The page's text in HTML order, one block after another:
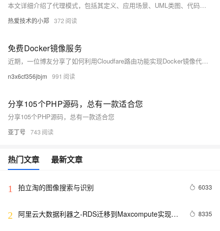
本文详细介绍了代理模式，包括其定义、应用场景、UML类图、代码实现和实际例子，阐述了静态代理和动态代理的区别以及它们的优缺点，展示了如何通过代理模式来控制对目标对象的访问并增强其功能。
热爱技术的小郑 372
免费Docker镜像服务
近期，一位博友分享了如何利用Cloudfare路由功能实现Docker镜像代理的方法。本文作者则选择了一种更为简便的方式，直接使用道客（DaoCloud）提供的Docker镜像代理服务，该服务已稳定运行半年以上，支持通过添加域名前缀或修改配置文件两种方式使用。
n3x6cf356jbjm 991
分享105个PHP源码，总有一款适合您
分享105个PHP源码，总有一款适合您
亚丁号 743
热门文章 最新文章
1 拍立淘的图像搜索与识别 6033
2
阿里云大数据利器之-RDS迁移到Maxcompute实现动
8335